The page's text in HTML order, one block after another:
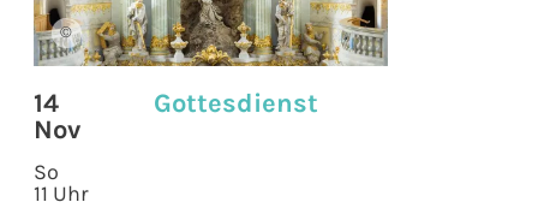
©
14
Nov
So
11 Uhr
Gottesdienst